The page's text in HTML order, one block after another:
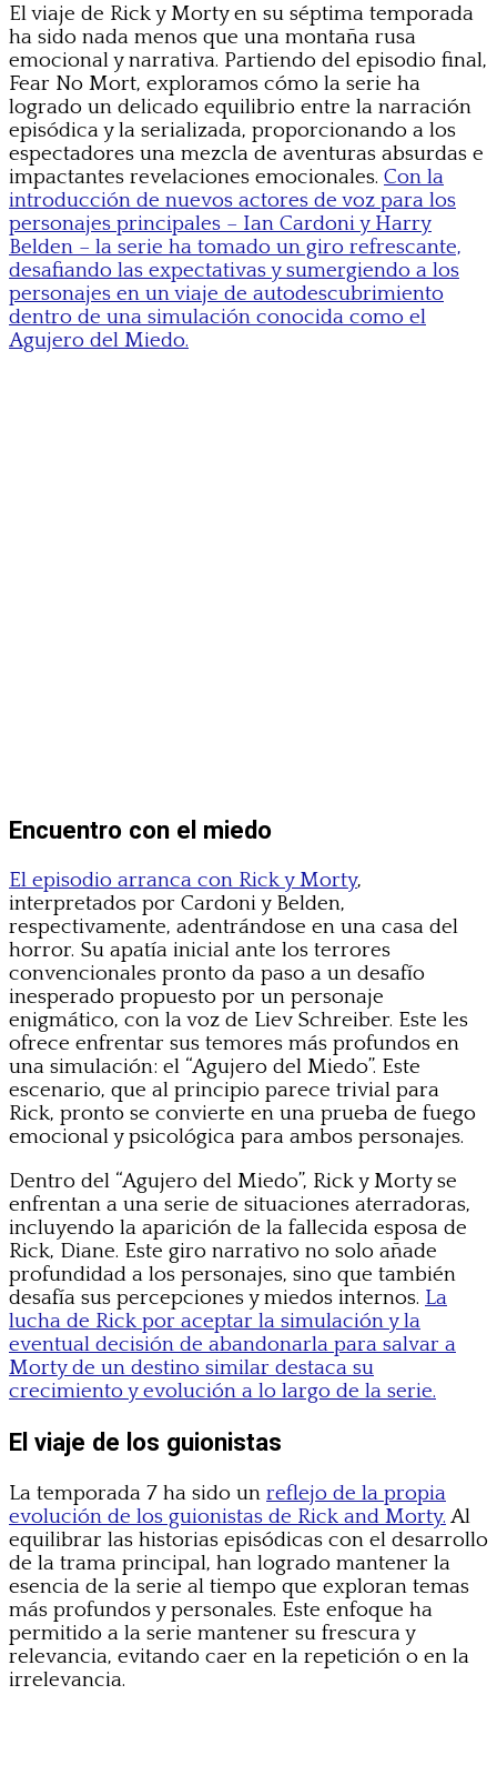
El viaje de Rick y Morty en su séptima temporada
ha sido nada menos que una montaña rusa
emocional y narrativa. Partiendo del episodio final,
Fear No Mort, exploramos cómo la serie ha
logrado un delicado equilibrio entre la narración
episódica y la serializada, proporcionando a los
espectadores una mezcla de aventuras absurdas e
impactantes revelaciones emocionales. Con la
introducción de nuevos actores de voz para los
personajes principales – Ian Cardoni y Harry
Belden – la serie ha tomado un giro refrescante,
desafiando las expectativas y sumergiendo a los
personajes en un viaje de autodescubrimiento
dentro de una simulación conocida como el
Agujero del Miedo.
Encuentro con el miedo
El episodio arranca con Rick y Morty,
interpretados por Cardoni y Belden,
respectivamente, adentrándose en una casa del
horror. Su apatía inicial ante los terrores
convencionales pronto da paso a un desafío
inesperado propuesto por un personaje
enigmático, con la voz de Liev Schreiber. Este les
ofrece enfrentar sus temores más profundos en
una simulación: el “Agujero del Miedo”. Este
escenario, que al principio parece trivial para
Rick, pronto se convierte en una prueba de fuego
emocional y psicológica para ambos personajes.
Dentro del “Agujero del Miedo”, Rick y Morty se
enfrentan a una serie de situaciones aterradoras,
incluyendo la aparición de la fallecida esposa de
Rick, Diane. Este giro narrativo no solo añade
profundidad a los personajes, sino que también
desafía sus percepciones y miedos internos. La
lucha de Rick por aceptar la simulación y la
eventual decisión de abandonarla para salvar a
Morty de un destino similar destaca su
crecimiento y evolución a lo largo de la serie.
El viaje de los guionistas
La temporada 7 ha sido un reflejo de la propia
evolución de los guionistas de Rick and Morty. Al
equilibrar las historias episódicas con el desarrollo
de la trama principal, han logrado mantener la
esencia de la serie al tiempo que exploran temas
más profundos y personales. Este enfoque ha
permitido a la serie mantener su frescura y
relevancia, evitando caer en la repetición o en la
irrelevancia.